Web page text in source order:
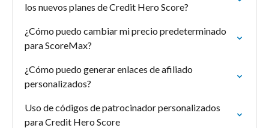
los nuevos planes de Credit Hero Score?
¿Cómo puedo cambiar mi precio predeterminado
para ScoreMax?
¿Cómo puedo generar enlaces de afiliado
personalizados?
Uso de códigos de patrocinador personalizados
para Credit Hero Score